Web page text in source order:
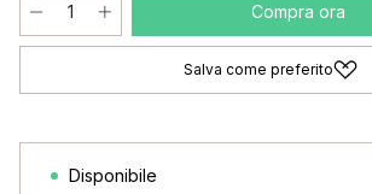
Compra ora
Salva come preferito
Disponibile